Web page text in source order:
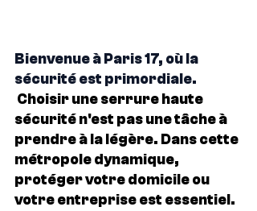
Bienvenue à Paris 17, où la
sécurité est primordiale.
Choisir une serrure haute
sécurité n'est pas une tâche à
prendre à la légère. Dans cette
métropole dynamique,
protéger votre domicile ou
votre entreprise est essentiel.